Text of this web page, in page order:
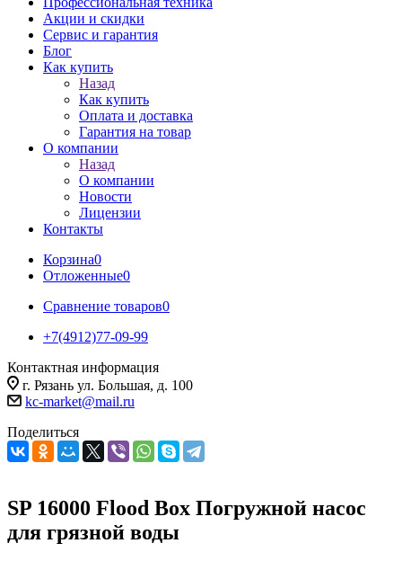
Акции и скидки
Сервис и гарантия
Блог
Как купить
Назад
Как купить
Оплата и доставка
Гарантия на товар
О компании
Назад
О компании
Новости
Лицензии
Контакты
Корзина0
Отложенные0
Сравнение товаров0
+7(4912)77-09-99
Контактная информация
г. Рязань ул. Большая, д. 100
kc-market@mail.ru
Поделиться
SP 16000 Flood Box Погружной насос
для грязной воды